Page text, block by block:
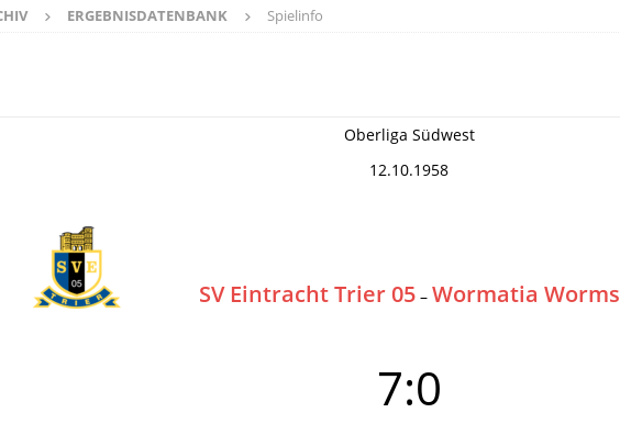
ERGEBNISDATENBANK Spielinfo
Oberliga Südwest
12.10.1958
SV Eintracht Trier 05 – Wormatia Worms
7:0